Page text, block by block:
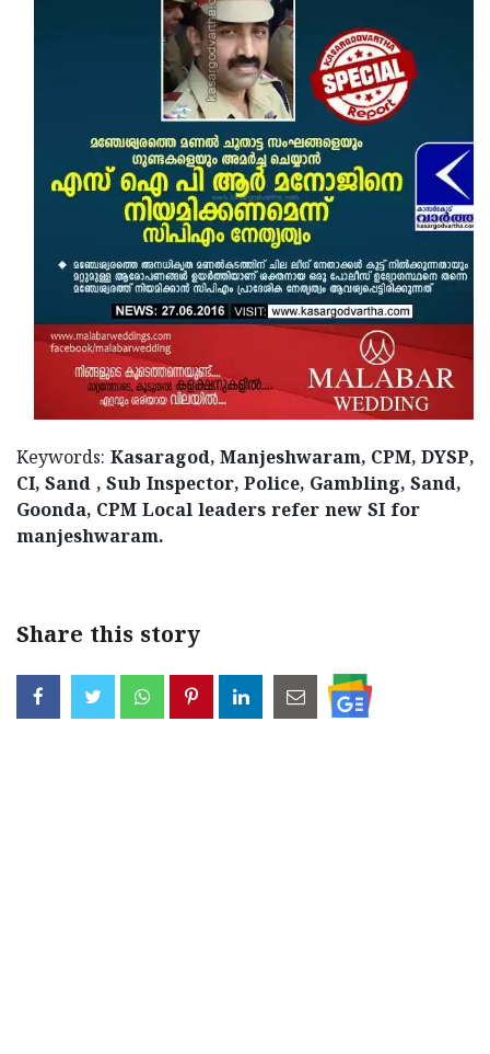
Keywords: Kasaragod, Manjeshwaram, CPM, DYSP,
CI, Sand , Sub Inspector, Police, Gambling, Sand,
Goonda, CPM Local leaders refer new SI for
manjeshwaram.
Share this story